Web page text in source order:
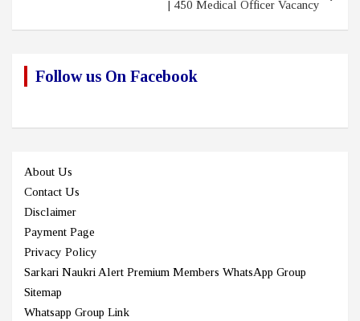
| 450 Medical Officer Vacancy
Follow us On Facebook
About Us
Contact Us
Disclaimer
Payment Page
Privacy Policy
Sarkari Naukri Alert Premium Members WhatsApp Group
Sitemap
Whatsapp Group Link